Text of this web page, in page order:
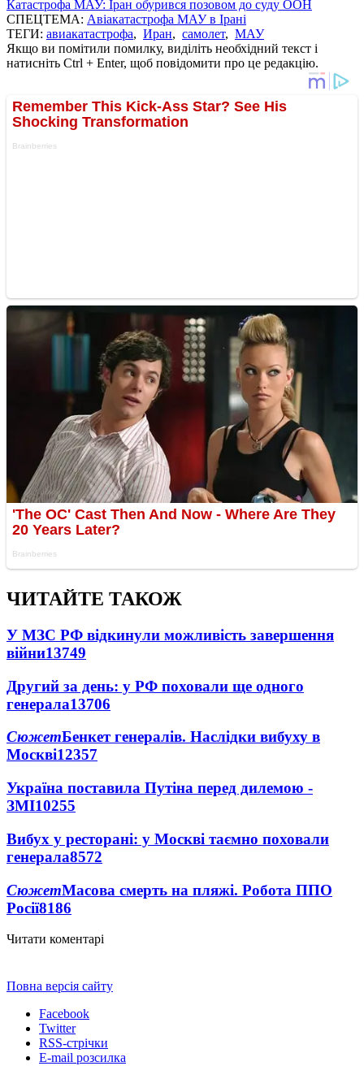
Катастрофа МАУ: Іран обурився позовом до суду ООН
СПЕЦТЕМА: Авіакатастрофа МАУ в Ірані
ТЕГИ: авиакатастрофа, Иран, самолет, МАУ
Якщо ви помітили помилку, виділіть необхідний текст і
натисніть Ctrl + Enter, щоб повідомити про це редакцію.
ЧИТАЙТЕ ТАКОЖ
У МЗС РФ відкинули можливість завершення
війни13749
Другий за день: у РФ поховали ще одного
генерала13706
СюжетБенкет генералів. Наслідки вибуху в
Москві12357
Україна поставила Путіна перед дилемою -
ЗМІ10255
Вибух у ресторані: у Москві таємно поховали
генерала8572
СюжетМасова смерть на пляжі. Робота ППО
Росії8186
Читати коментарі
Повна версія сайту
Facebook
Twitter
RSS-стрічки
E-mail розсилка